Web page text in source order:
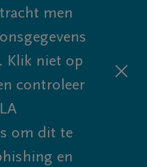
men
Klik niet op
controleer
om dit te
en